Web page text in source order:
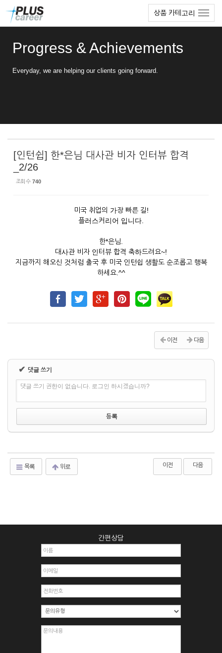
상품 카테고리
Progress & Achievements
Everyday, we are helping our clients going forward.
[인턴쉽] 한*은님 대사관 비자 인터뷰 합격
_2/26
조회 수 740
미국 취업의 가장 빠른 길!
플러스커리어 입니다.
한*은님.
대사관 비자 인터뷰 합격 축하드려요~!
지금까지 해오신 것처럼 출국 후 미국 인턴쉽 생활도 순조롭고 행복
하세요.^^
이전 다음
✔ 댓글 쓰기
댓글 쓰기 권한이 없습니다. 로그인 하시겠습니까?
목록 위로 이전 다음
간편상담